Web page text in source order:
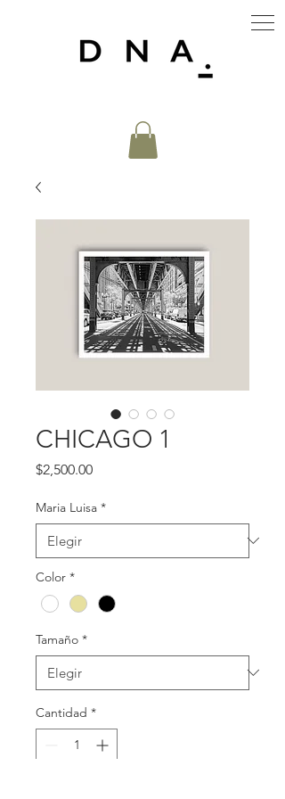
CHICAGO 1
$2,500.00Precio
Maria Luisa *
Color *
Tamaño *
Cantidad *